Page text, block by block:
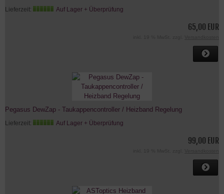
Lieferzeit: Auf Lager + Überprüfung
65,00 EUR
Pegasus DewZap - Taukappencontroller / Heizband Regelung
Lieferzeit: Auf Lager + Überprüfung
99,00 EUR